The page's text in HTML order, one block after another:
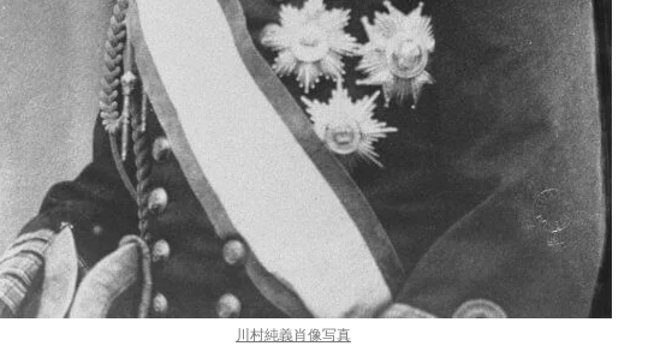
川村純義肖像写真